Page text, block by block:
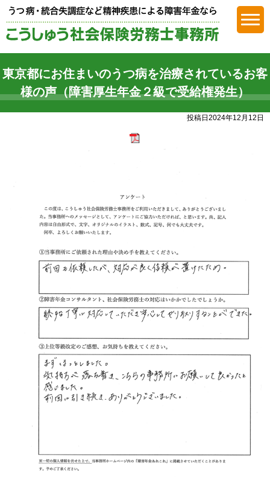
障害年金
東京都にお住まいのうつ病を治療されているお客
様の声（障害厚生年金２級で受給権発生）
投稿日2024年12月12日